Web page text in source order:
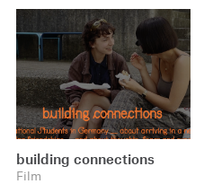
building connections
Film